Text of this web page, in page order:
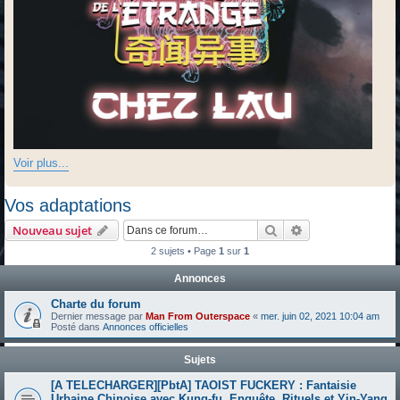
Voir plus...
Vos adaptations
Nouveau sujet RechercherRecherche
2 sujets • Page 1 sur 1
Annonces
Charte du forum
Dernier message par Man From Outerspace « mer. juin 02, 2021 10:04 am
Posté dans Annonces officielles
Sujets
[A TELECHARGER][PbtA] TAOIST FUCKERY : Fantaisie